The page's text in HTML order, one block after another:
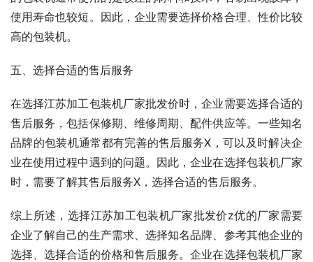
使用寿命也较短。因此，企业需要选择价格合理、性价比较
高的包装机。
五、选择合适的售后服务
在选择江苏加工包装机厂家批发价时，企业需要选择合适的
售后服务，包括保修期、维修周期、配件供应等。一些知名
品牌的包装机通常都有完善的售后服务X，可以及时解决企
业在使用过程中遇到的问题。因此，企业在选择包装机厂家
时，需要了解其售后服务X，选择合适的售后服务。
综上所述，选择江苏加工包装机厂家批发价z优的厂家需要
企业了解自己的生产需求、选择知名品牌、参考其他企业的
选择、选择合适的价格和售后服务。企业在选择包装机厂家